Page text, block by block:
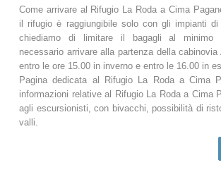
Come arrivare al Rifugio La Roda a Cima
il rifugio è raggiungibile solo con gli impianti
chiediamo di limitare il bagagli al minimo
necessario arrivare alla partenza della
entro le ore 15.00 in inverno e entro le 16.00 in
Pagina dedicata al Rifugio La Roda a Cima
informazioni relative al Rifugio La Roda a Cima
agli escursionisti, con bivacchi, possibilità di
valli.